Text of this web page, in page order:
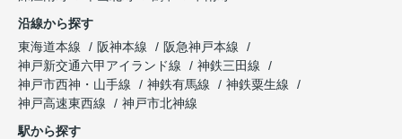
沿線から探す
東海道本線
阪神本線
阪急神戸本線
神戸新交通六甲アイランド線
神鉄三田線
神戸市西神・山手線
神鉄有馬線
神鉄粟生線
神戸高速東西線
神戸市北神線
駅から探す